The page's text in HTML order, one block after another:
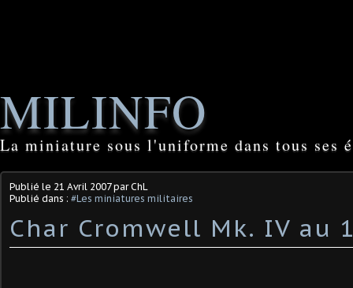
MILINFO
La miniature sous l'uniforme dans tous ses
Publié le 21 Avril 2007par ChL
Publié dans : #Les miniatures militaires
Char Cromwell Mk. IV au